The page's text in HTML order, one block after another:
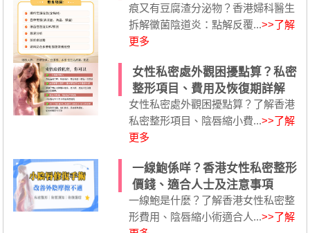
痕又有豆腐渣分泌物？香港婦科醫生
拆解黴菌陰道炎：點解反覆...>>了解
更多
女性私密處外觀困擾點算？私密
整形項目、費用及恢復期詳解
女性私密處外觀困擾點算？了解香港
私密整形項目、陰唇縮小費...>>了解
更多
一線鮑係咩？香港女性私密整形
價錢、適合人士及注意事項
一線鮑是什麼？了解香港女性私密整
形費用、陰唇縮小術適合人...>>了解